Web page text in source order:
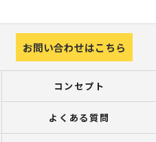
お問い合わせはこちら
コンセプト
よくある質問